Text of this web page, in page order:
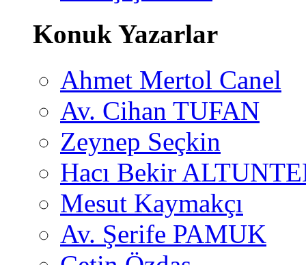
Konuk Yazarlar
Ahmet Mertol Canel
Av. Cihan TUFAN
Zeynep Seçkin
Hacı Bekir
Mesut Kaymakçı
Av. Şerife PAMUK